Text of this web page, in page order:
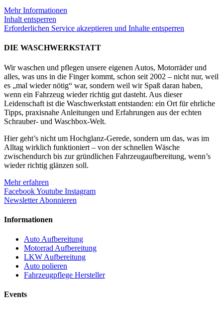
Mehr Informationen
Inhalt entsperren
Erforderlichen Service akzeptieren und Inhalte entsperren
DIE WASCHWERKSTATT
Wir waschen und pflegen unsere eigenen Autos, Motorräder und
alles, was uns in die Finger kommt, schon seit 2002 – nicht nur, weil
es „mal wieder nötig“ war, sondern weil wir Spaß daran haben,
wenn ein Fahrzeug wieder richtig gut dasteht. Aus dieser
Leidenschaft ist die Waschwerkstatt entstanden: ein Ort für ehrliche
Tipps, praxisnahe Anleitungen und Erfahrungen aus der echten
Schrauber- und Waschbox-Welt.
Hier geht’s nicht um Hochglanz-Gerede, sondern um das, was im
Alltag wirklich funktioniert – von der schnellen Wäsche
zwischendurch bis zur gründlichen Fahrzeugaufbereitung, wenn’s
wieder richtig glänzen soll.
Mehr erfahren
FacebookYoutube Instagram
Newsletter Abonnieren
Informationen
Auto Aufbereitung
Motorrad Aufbereitung
LKW Aufbereitung
Auto polieren
Fahrzeugpflege Hersteller
Events